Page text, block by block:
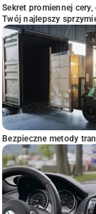
Sekret promiennej
Twój najlepszy
Bezpieczne metody